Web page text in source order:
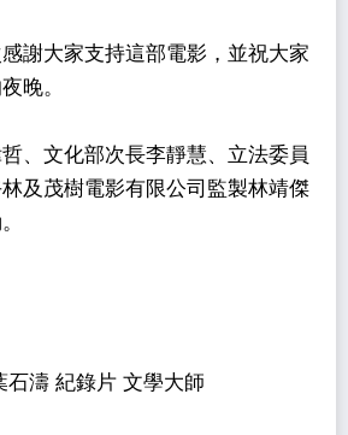
謝大家支持這部電影，並祝大家
晚。
、文化部次長李靜慧、立法委員
及茂樹電影有限公司監製林靖傑
石濤 紀錄片 文學大師